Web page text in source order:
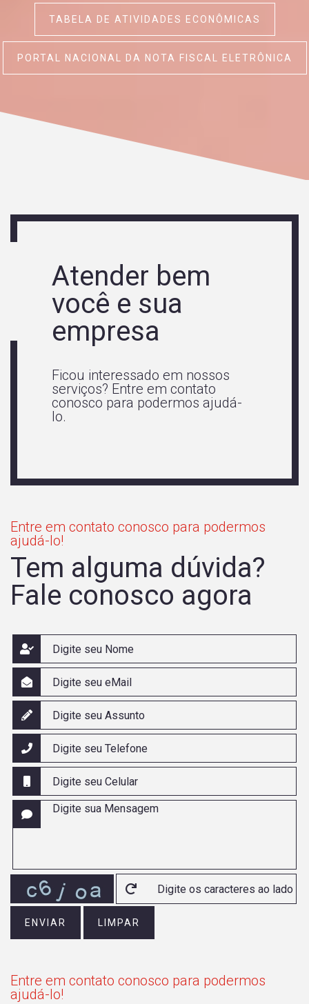
TABELA DE ATIVIDADES ECONÔMICAS
PORTAL NACIONAL DA NOTA FISCAL ELETRÔNICA
Atender bem
você e sua
empresa
Ficou interessado em nossos
serviços? Entre em contato
conosco para podermos ajudá-
lo.
Entre em contato conosco para podermos
ajudá-lo!
Tem alguma dúvida?
Fale conosco agora
ENVIAR LIMPAR
Entre em contato conosco para podermos
ajudá-lo!